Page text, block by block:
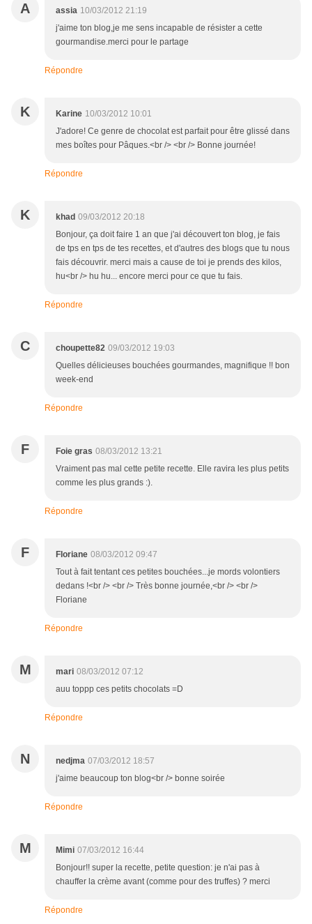
A assia 10/03/2012 21:19
j'aime ton blog,je me sens incapable de résister a cette
gourmandise.merci pour le partage
Répondre
K Karine 10/03/2012 10:01
J'adore! Ce genre de chocolat est parfait pour être glissé dans
mes boîtes pour Pâques.<br /> <br /> Bonne journée!
Répondre
K khad 09/03/2012 20:18
Bonjour, ça doit faire 1 an que j'ai découvert ton blog, je fais
de tps en tps de tes recettes, et d'autres des blogs que tu nous
fais découvrir. merci mais a cause de toi je prends des kilos,
hu<br /> hu hu... encore merci pour ce que tu fais.
Répondre
C choupette82 09/03/2012 19:03
Quelles délicieuses bouchées gourmandes, magnifique !! bon
week-end
Répondre
F Foie gras 08/03/2012 13:21
Vraiment pas mal cette petite recette. Elle ravira les plus petits
comme les plus grands :).
Répondre
F Floriane 08/03/2012 09:47
Tout à fait tentant ces petites bouchées...je mords volontiers
dedans !<br /> <br /> Très bonne journée,<br /> <br />
Floriane
Répondre
M mari 08/03/2012 07:12
auu toppp ces petits chocolats =D
Répondre
N nedjma 07/03/2012 18:57
j'aime beaucoup ton blog<br /> bonne soirée
Répondre
M Mimi 07/03/2012 16:44
Bonjour!! super la recette, petite question: je n'ai pas à
chauffer la crème avant (comme pour des truffes) ? merci
Répondre